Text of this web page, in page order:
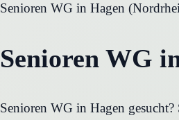
Senioren WG in Hagen (
Senioren WG
Senioren WG in Hagen